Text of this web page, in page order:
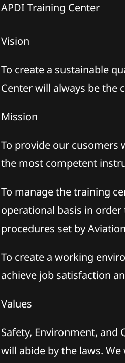
APDI Training Center
Vision
To create a sustainable
Center will always be the
Mission
To provide our cusomers
the most competent
To manage the training
operational basis in
procedures set by
To create a working
achieve job satisfaction
Values
Safety, Environment,
will abide by the laws.